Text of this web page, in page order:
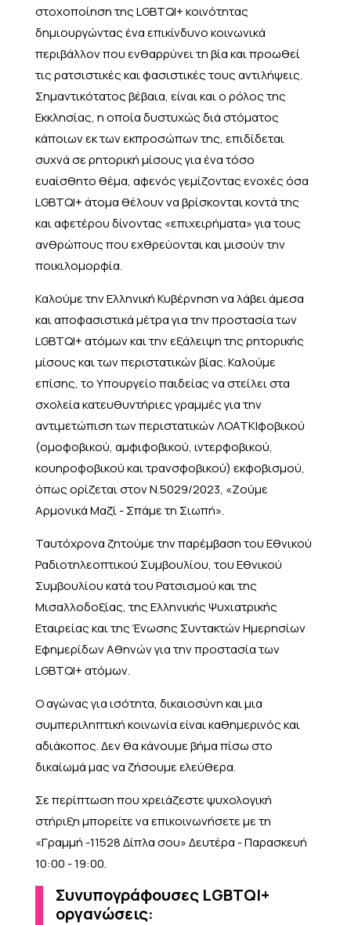
στοχοποίηση της LGBTQI+ κοινότητας
δημιουργώντας ένα επικίνδυνο κοινωνικά
περιβάλλον που ενθαρρύνει τη βία και προωθεί
τις ρατσιστικές και φασιστικές τους αντιλήψεις.
Σημαντικότατος βέβαια, είναι και ο ρόλος της
Εκκλησίας, η οποία δυστυχώς διά στόματος
κάποιων εκ των εκπροσώπων της, επιδίδεται
συχνά σε ρητορική μίσους για ένα τόσο
ευαίσθητο θέμα, αφενός γεμίζοντας ενοχές όσα
LGBTQI+ άτομα θέλουν να βρίσκονται κοντά της
και αφετέρου δίνοντας «επιχειρήματα» για τους
ανθρώπους που εχθρεύονται και μισούν την
ποικιλομορφία.
Καλούμε την Ελληνική Κυβέρνηση να λάβει άμεσα
και αποφασιστικά μέτρα για την προστασία των
LGBTQI+ ατόμων και την εξάλειψη της ρητορικής
μίσους και των περιστατικών βίας. Καλούμε
επίσης, το Υπουργείο παιδείας να στείλει στα
σχολεία κατευθυντήριες γραμμές για την
αντιμετώπιση των περιστατικών ΛΟΑΤΚΙφοβικού
(ομοφοβικού, αμφιφοβικού, ιντερφοβικού,
κουηροφοβικού και τρανσφοβικού) εκφοβισμού,
όπως ορίζεται στον Ν.5029/2023, «Ζούμε
Αρμονικά Μαζί - Σπάμε τη Σιωπή».
Ταυτόχρονα ζητούμε την παρέμβαση του Εθνικού
Ραδιοτηλεοπτικού Συμβουλίου, του Εθνικού
Συμβουλίου κατά του Ρατσισμού και της
Μισαλλοδοξίας, της Ελληνικής Ψυχιατρικής
Εταιρείας και της Ένωσης Συντακτών Ημερησίων
Εφημερίδων Αθηνών για την προστασία των
LGBTQI+ ατόμων.
Ο αγώνας για ισότητα, δικαιοσύνη και μια
συμπεριληπτική κοινωνία είναι καθημερινός και
αδιάκοπος. Δεν θα κάνουμε βήμα πίσω στο
δικαίωμά μας να ζήσουμε ελεύθερα.
Σε περίπτωση που χρειάζεστε ψυχολογική
στήριξη μπορείτε να επικοινωνήσετε με τη
«Γραμμή -11528 Δίπλα σου» Δευτέρα - Παρασκευή
10:00 - 19:00.
Συνυπογράφουσες LGBTQI+
οργανώσεις: